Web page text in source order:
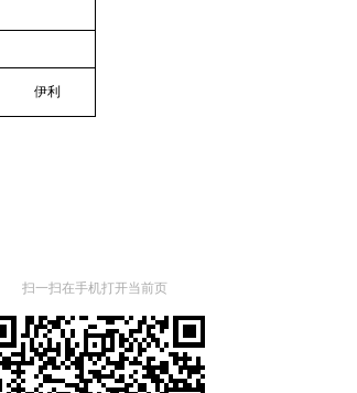
伊利
扫一扫在手机打开当前页